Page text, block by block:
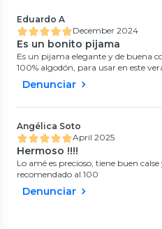
Eduardo A
December 2024
Es un bonito pijama
Es un pijama elegante y de buena
100% algodón, para usar en este
Denunciar
Angélica Soto
April 2025
Hermoso !!!!
Lo amé es precioso, tiene buen
recomendado al 100
Denunciar